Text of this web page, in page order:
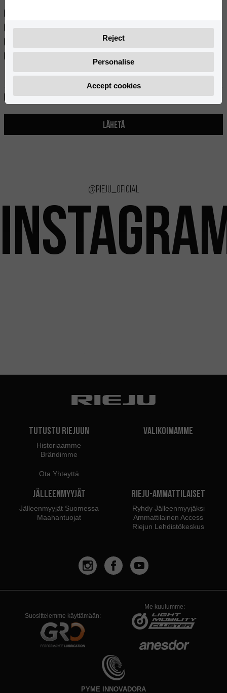
Uutiskirje
Kyllä, olen lukenut ja hyväksyntietosuojakäytännön
LÄHETÄ
@rieju_oficial
Tutustu Riejuun
Historiaamme
Brändimme
Ota Yhteyttä
Valikoimamme
Jälleenmyyjät
Jälleenmyyjät Suomessa
Maahantuojat
Rieju-ammattilaiset
Ryhdy Jälleenmyyjäksi
Ammattilainen Access
Riejun Lehdistökeskus
Suosittelemme käyttämään:
Me kuulumme:
PYME INNOVADORA
Reject
Personalise
Accept cookies